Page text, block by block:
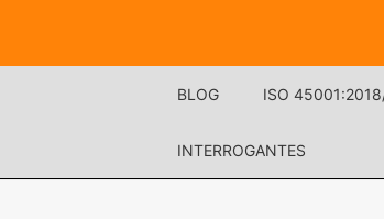
BLOG ISO
INTERROGANTES